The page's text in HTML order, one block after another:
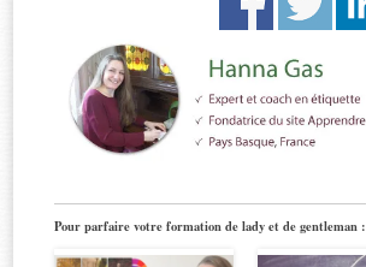
Pour parfaire votre formation de lady et de gentleman :